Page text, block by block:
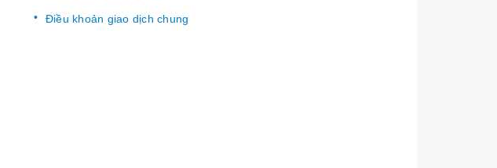
Điều khoản giao dịch chung